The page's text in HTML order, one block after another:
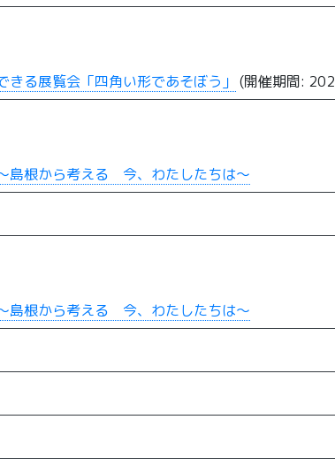
る展覧会「四角い形であそぼう」 (開催期間:
島根から考える 今、わたしたちは～
島根から考える 今、わたしたちは～